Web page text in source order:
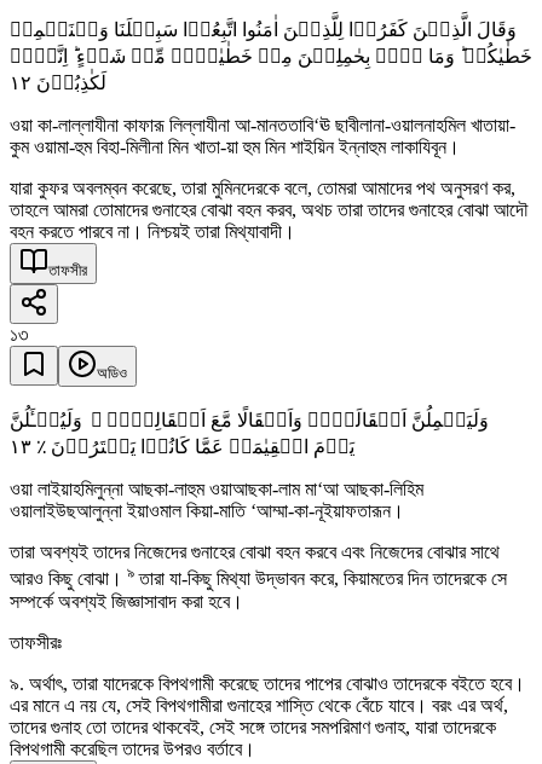
وَقَالَ الَّذِیۡنَ کَفَرُوۡا لِلَّذِیۡنَ اٰمَنُوا اتَّبِعُوۡا سَبِیۡلَنَا وَلۡنَحۡمِلۡ
خَطٰیٰکُمۡ ؕ وَمَا ہُمۡ بِحٰمِلِیۡنَ مِنۡ خَطٰیٰہُمۡ مِّنۡ شَیۡءٍ ؕ اِنَّہُمۡ
لَکٰذِبُوۡنَ ١٢
ওয়া কা-লাল্লাযীনা কাফারূ লিল্লাযীনা আ-মানততাবি‘ঊ ছাবীলানা-ওয়ালনাহমিল খাতায়া-
কুম ওয়ামা-হুম বিহা-মিলীনা মিন খাতা-য়া হুম মিন শাইয়িন ইন্নাহুম লাকাযিবূন।
যারা কুফর অবলম্বন করেছে, তারা মুমিনদেরকে বলে, তোমরা আমাদের পথ অনুসরণ কর,
তাহলে আমরা তোমাদের গুনাহের বোঝা বহন করব, অথচ তারা তাদের গুনাহের বোঝা আদৌ
বহন করতে পারবে না। নিশ্চয়ই তারা মিথ্যাবাদী।
তাফসীর
১৩
অডিও
وَلَیَحۡمِلُنَّ اَثۡقَالَہُمۡ وَاَثۡقَالًا مَّعَ اَثۡقَالِہِمۡ ۫ وَلَیُسۡـَٔلُنَّ
یَوۡمَ الۡقِیٰمَۃِ عَمَّا کَانُوۡا یَفۡتَرُوۡنَ ٪ ١٣
ওয়া লাইয়াহমিলুন্না আছকা-লাহুম ওয়াআছকা-লাম মা‘আ আছকা-লিহিম
ওয়ালাইউছআলুন্না ইয়াওমাল কিয়া-মাতি ‘আম্মা-কা-নূইয়াফতারূন।
তারা অবশ্যই তাদের নিজেদের গুনাহের বোঝা বহন করবে এবং নিজেদের বোঝার সাথে
আরও কিছু বোঝা। ৯ তারা যা-কিছু মিথ্যা উদ্ভাবন করে, কিয়ামতের দিন তাদেরকে সে
সম্পর্কে অবশ্যই জিজ্ঞাসাবাদ করা হবে।
তাফসীরঃ
৯. অর্থাৎ, তারা যাদেরকে বিপথগামী করেছে তাদের পাপের বোঝাও তাদেরকে বইতে হবে।
এর মানে এ নয় যে, সেই বিপথগামীরা গুনাহের শাস্তি থেকে বেঁচে যাবে। বরং এর অর্থ,
তাদের গুনাহ তো তাদের থাকবেই, সেই সঙ্গে তাদের সমপরিমাণ গুনাহ, যারা তাদেরকে
বিপথগামী করেছিল তাদের উপরও বর্তাবে।